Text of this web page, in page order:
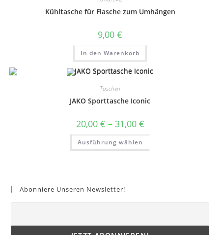
Kühltasche für Flasche zum Umhängen
9,00 €
In den Warenkorb
Taschen
JAKO Sporttasche Iconic
20,00 € – 31,00 €Preisspanne:
20,00 €
bis
Ausführung wählen
Dieses
weist
der
werden
Abonniere Unseren Newsletter!